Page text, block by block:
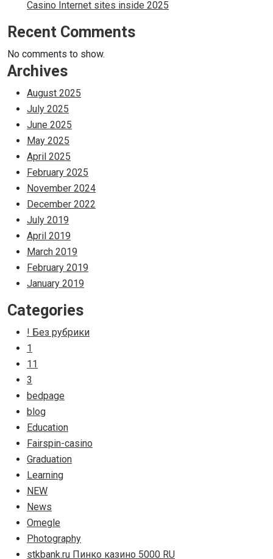
Casino Internet sites inside 2025
Recent Comments
No comments to show.
Archives
August 2025
July 2025
June 2025
May 2025
April 2025
February 2025
November 2024
December 2022
July 2019
April 2019
March 2019
February 2019
January 2019
Categories
! Без рубрики
1
11
3
bedpage
blog
Education
Fairspin-casino
Graduation
Learning
NEW
News
Omegle
Photography
stkbank.ru Пинко казино 5000 RU